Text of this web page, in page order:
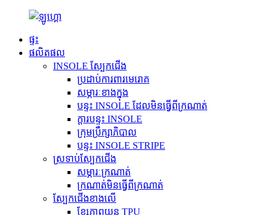
ផ្ទះ
ផលិតផល
INSOLE ស្បែកជើង
ប្រដាប់ការពារមេរោគ
សម្ភារៈខាងក្នុង
បន្ទះ INSOLE ដែលមិនធ្វើពីក្រណាត់
ក្តារបន្ទះ INSOLE
ក្រុមប្រឹក្សាភិបាល
បន្ទះ INSOLE STRIPE
ស្រទាប់ស្បែកជើង
សម្ភារៈក្រណាត់
ក្រណាត់មិនធ្វើពីក្រណាត់
ស្បែកជើងខាងលើ
ខ្សែភាពយន្ត TPU